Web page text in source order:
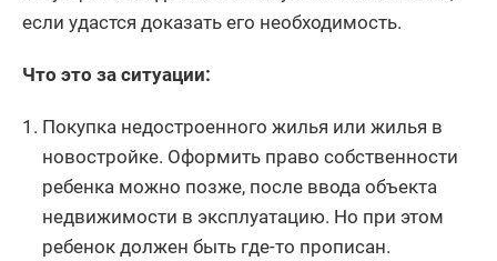
если удастся доказать его необходимость.
Что это за ситуации:
Покупка недостроенного жилья или жилья в
новостройке. Оформить право собственности
ребенка можно позже, после ввода объекта
недвижимости в эксплуатацию. Но при этом
ребенок должен быть где-то прописан.